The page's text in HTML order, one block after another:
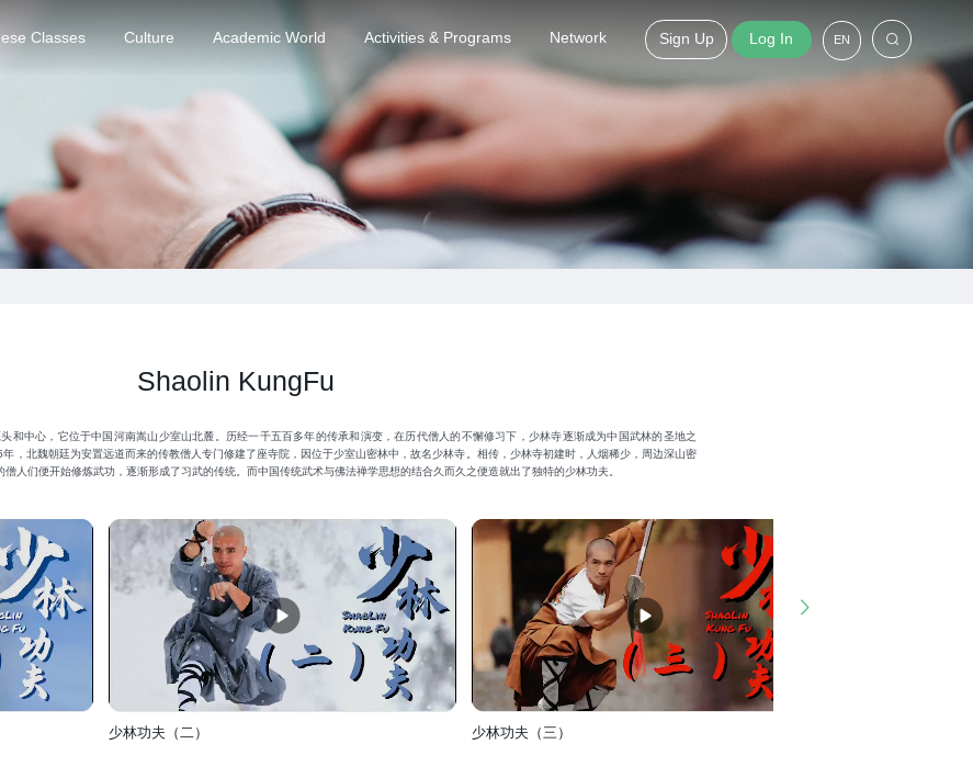
Classes Culture Academic World Activities & Programs Network Sign Up Log In EN
Shaolin KungFu
和中心，它位于中国河南嵩山少室山北麓。历经一千五百多年的传承和演变，在历代僧人的不懈修习下，少林寺逐渐成为中国武林的圣地之
，北魏朝廷为安置远道而来的传教僧人专门修建了座寺院，因位于少室山密林中，故名少林寺。相传，少林寺初建时，人烟稀少，周边深山密
人们便开始修炼武功，逐渐形成了习武的传统。而中国传统武术与佛法禅学思想的结合久而久之便造就出了独特的少林功夫。
少林功夫（二） 少林功夫（三）